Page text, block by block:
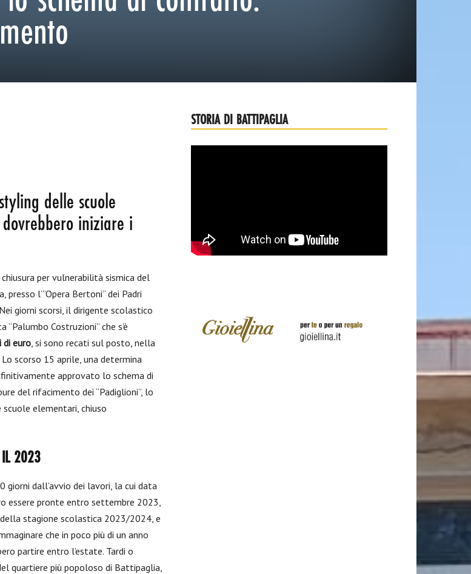
delle scuole
dovrebbero iniziare i
per vulnerabilità sismica del
l’”Opera Bertoni” dei Padri
giorni scorsi, il dirigente scolastico
Costruzioni” che s’è
di euro, si sono recati sul posto, nella
scorso 15 aprile, una determina
approvato lo schema di
del rifacimento dei “Padiglioni”, lo
scuole elementari, chiuso
IL 2023
giorni dall’avvio dei lavori, la cui data
essere pronte entro settembre 2023,
stagione scolastica 2023/2024, e
che in poco più di un anno
partire entro l’estate. Tardi o
quartiere più popoloso di Battipaglia,
STORIA DI BATTIPAGLIA